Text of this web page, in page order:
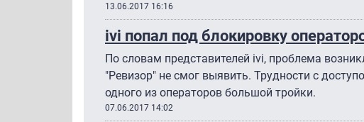
13.06.2017 16:16
ivi попал под блокировку
По словам представителей ivi, проблема
"Ревизор" не смог выявить. Трудности с
одного из операторов большой тройки.
07.06.2017 14:02